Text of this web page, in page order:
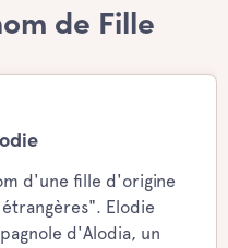
de Fille
d'une fille d'origine
Elodie
d'Alodia, un